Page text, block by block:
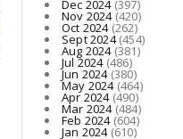
Dec 2024(397)
Nov 2024(420)
Oct 2024(262)
Sept 2024(454)
Aug 2024(381)
Jul 2024(486)
Jun 2024(380)
May 2024(464)
Apr 2024(490)
Mar 2024(484)
Feb 2024(604)
Jan 2024(610)